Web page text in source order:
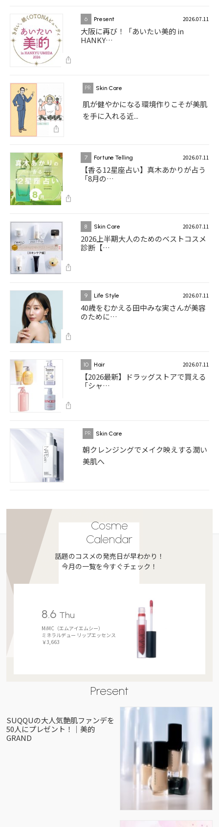
6 Present 2026.07.11
大阪に再び！「あいたい美的 in
HANKY…
Skin Care
肌が健やかになる環境作りこそが美肌
を手に入れる近...
7 Fortune Telling 2026.07.11
【香る12星座占い】真木あかりが占う
「8月の…
8 Skin Care 2026.07.11
2026上半期大人のためのベストコスメ
診断【…
9 Life Style 2026.07.11
40歳をむかえる田中みな実さんが美容
のために…
10 Hair 2026.07.11
【2026最新】ドラッグストアで買える
「シャ…
Skin Care
朝クレンジングでメイク映えする潤い
美肌へ
Cosme
Calendar
話題のコスメの発売日が早わかり！
今月の一覧を今すぐチェック！
8.6 Thu
MiMC（エムアイエムシー）
ミネラルデュー リップエッセンス
￥3,663
Present
SUQQUの大人気艶肌ファンデを
50人にプレゼント！｜美的
GRAND